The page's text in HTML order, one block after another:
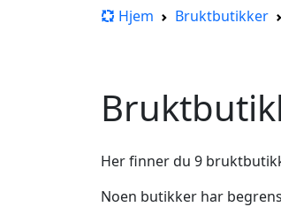
Hjem Bruktbutikker
Her finner du 9
Noen butikker har